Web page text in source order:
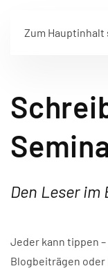
Zum Hauptinhalt
Den Leser
Jeder kann tippen
Blogbeiträgen